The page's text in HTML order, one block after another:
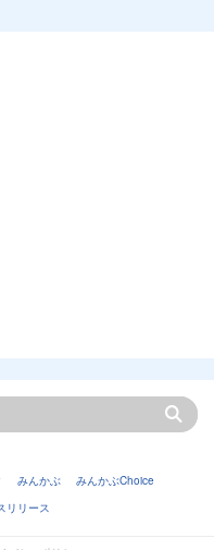
みんかぶ
みんかぶChoice
リリース